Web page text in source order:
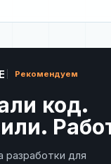
Рекомендуем
код.
разработки для